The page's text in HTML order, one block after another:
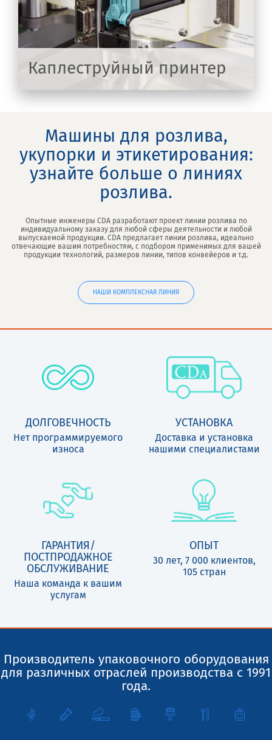
Каплеструйный принтер
Машины для розлива,
укупорки и этикетирования:
узнайте больше о линиях
розлива.
Опытные инженеры CDA разработают проект линии розлива по
индивидуальному заказу для любой сферы деятельности и любой
выпускаемой продукции. CDA предлагает линии розлива, идеально
отвечающие вашим потребностям, с подбором применимых для вашей
продукции технологий, размеров линии, типов конвейеров и т.д.
НАШИ КОМПЛЕКСНАЯ ЛИНИЯ
ДОЛГОВЕЧНОСТЬ
Нет программируемого
износа
УСТАНОВКА
Доставка и установка
нашими специалистами
ГАРАНТИЯ/
ПОСТПРОДАЖНОЕ
ОБСЛУЖИВАНИЕ
Наша команда к вашим
услугам
ОПЫТ
30 лет, 7 000 клиентов,
105 стран
Производитель упаковочного оборудования
для различных отраслей производства с 1991
года.